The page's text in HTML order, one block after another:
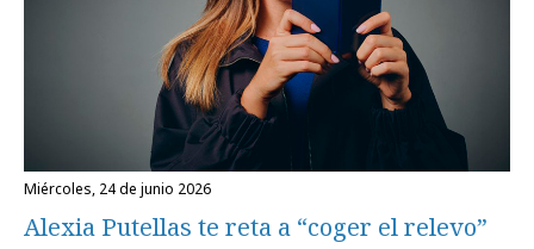
miércoles, 24 de junio 2026
Alexia Putellas te reta a “coger el relevo”